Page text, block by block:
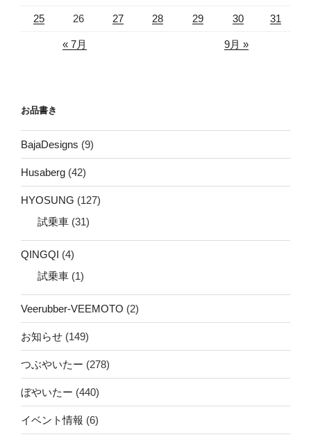
25 26 27 28 29 30 31
« 7月 9月 »
お品書き
BajaDesigns (9)
Husaberg (42)
HYOSUNG (127)
試乗車 (31)
QINGQI (4)
試乗車 (1)
Veerubber-VEEMOTO (2)
お知らせ (149)
つぶやいたー (278)
ぼやいたー (440)
イベント情報 (6)